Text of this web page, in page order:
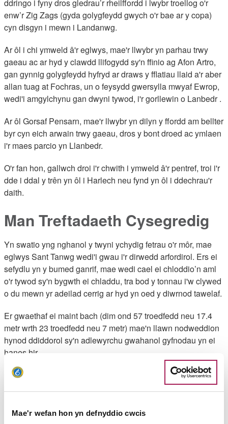
Mae'r wefan hon yn defnyddio cwcis
ddringo i fyny dros gledrau’r rheilffordd i lwybr troellog o'r
enw’r Zig Zags (gyda golygfeydd gwych o'r bae ar y copa)
cyn disgyn i mewn i Landanwg.
Ar ôl i chi ymweld â'r eglwys, mae'r llwybr yn parhau trwy
gaeau ac ar hyd y clawdd llifogydd sy'n ffinio ag Afon Artro,
gan gynnig golygfeydd hyfryd ar draws y fflatiau llaid a'r aber
allan tuag at Fochras, un o feysydd gwersylla mwyaf Ewrop,
wedi'i amgylchynu gan dwyni tywod, i'r gorllewin o Lanbedr .
Ar ôl Gorsaf Pensarn, mae'r llwybr yn dilyn y ffordd am bellter
byr cyn eich arwain trwy gaeau, dros y bont droed ac ymlaen
i'r maes parcio yn Llanbedr.
O'r fan hon, gallwch droi i'r chwith i ymweld â'r pentref, troi i'r
dde i ddal y trên yn ôl i Harlech neu fynd yn ôl i ddechrau'r
daith.
Man Treftadaeth Cysegredig
Yn swatio yng nghanol y twyni ychydig fetrau o'r môr, mae
eglwys Sant Tanwg wedi'i gwau i'r dirwedd arfordirol. Ers ei
sefydlu yn y bumed ganrif, mae wedi cael ei chloddio’n aml
o'r tywod sy'n bygwth ei chladdu, tra bod y tonnau i'w clywed
o du mewn yr adeilad cerrig ar hyd yn oed y diwrnod tawelaf.
Er gwaethaf ei maint bach (dim ond 57 troedfedd neu 17.4
metr wrth 23 troedfedd neu 7 metr) mae'n llawn nodweddion
hynod ddiddorol sy'n adlewyrchu gwahanol gyfnodau yn ei
hanes hir.
Y tu mewn fe welwch gerrig arysgrifedig sy'n dyddio'n ôl i'r
bumed ganrif, carreg biler 8 troedfedd neu 0.3 metr wrth yr
Iwerddon - a chorff yr eglwys o'r drydedd ganrif ar ddeg a